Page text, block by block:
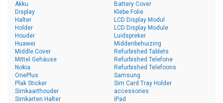
Akku
Battery Cover
Display
Halter
Holder
Houder
Huawei
Klebe Folie
LCD Display Modul
LCD Display Module
Luidspreker
Middenbehuizing
Middle Cover
Mittel Gehäuse
Nokia
OnePlus
Plak Sticker
Refurbished Tablets
Refurbished Telefone
Refurbished Telefoons
Samsung
Sim Card Tray Holder
Simkaarthouder
Simkarten Halter
accessories
iPad